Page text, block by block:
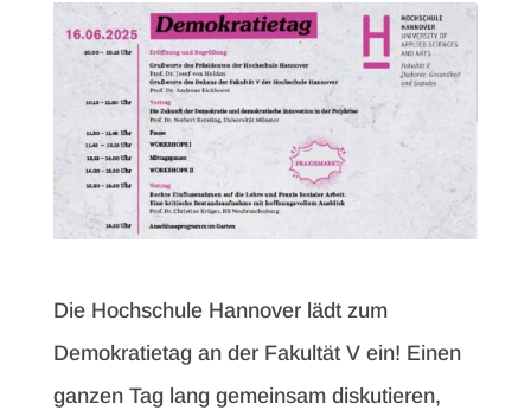
Die Hochschule Hannover lädt zum
Demokratietag an der Fakultät V ein! Einen
ganzen Tag lang gemeinsam diskutieren,